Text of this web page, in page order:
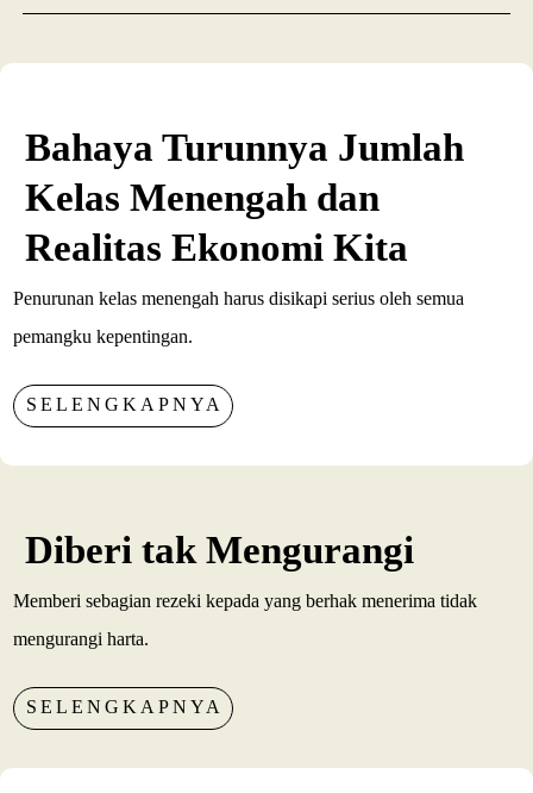
Bahaya Turunnya Jumlah
Kelas Menengah dan
Realitas Ekonomi Kita
Penurunan kelas menengah harus disikapi serius oleh semua
pemangku kepentingan.
SELENGKAPNYA
Diberi tak Mengurangi
Memberi sebagian rezeki kepada yang berhak menerima tidak
mengurangi harta.
SELENGKAPNYA